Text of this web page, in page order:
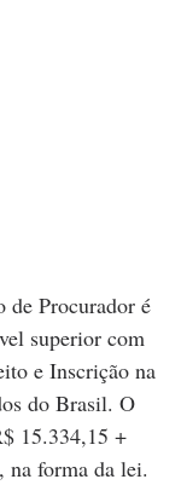
superior com
e Inscrição na
do Brasil. O
15.334,15 +
forma da lei.